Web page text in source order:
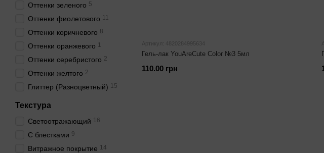
Артикул: 4820284995634
Гель-лак YouAreCute Color №3 5мл
110.00 грн
Оттенки зеленого 5
Оттенки фиолетового 11
Оттенки коричневого 8
Оттенки оранжевого 1
Оттенки серебристого 2
Оттенки желтого 2
Глиттер (Разноцветный) 15
Текстура
Светоотражающий 16
С блестками 9
Витражное покрытие 14